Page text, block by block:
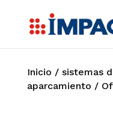
Inicio / sistemas
aparcamiento /